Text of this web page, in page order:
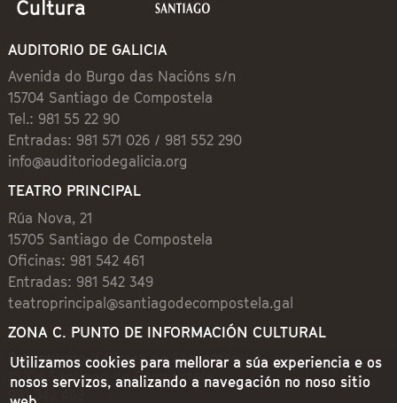
AUDITORIO DE GALICIA
Avenida do Burgo das Nacións s/n
15704 Santiago de Compostela
Tel.: 981 55 22 90
Entradas: 981 571 026 / 981 552 290
info@auditoriodegalicia.org
TEATRO PRINCIPAL
Rúa Nova, 21
15705 Santiago de Compostela
Oficinas: 981 542 461
Entradas: 981 542 349
teatroprincipal@santiagodecompostela.gal
ZONA C. PUNTO DE INFORMACIÓN CULTURAL
Preguntoiro, 1 (Praza de Cervantes)
15704 Santiago de Compostela
981 542 462
Utilizamos cookies para mellorar a súa experiencia e os
nosos servizos, analizando a navegación no noso sitio